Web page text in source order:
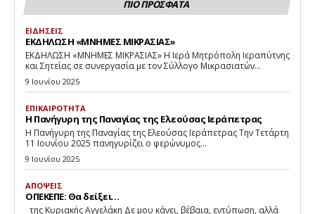
ΠΙΟ ΠΡΟΣΦΑΤΑ
ΕΙΔΗΣΕΙΣ
ΕΚΔΗΛΩΣΗ «ΜΝΗΜΕΣ ΜΙΚΡΑΣΙΑΣ»
ΕΚΔΗΛΩΣΗ «ΜΝΗΜΕΣ ΜΙΚΡΑΣΙΑΣ» Η Ιερά Μητρόπολη Ιεραπύτνης
και Σητείας σε συνεργασία με τον Σύλλογο Μικρασιατών...
9 Ιουνίου 2025
ΕΠΙΚΑΙΡΟΤΗΤΑ
Η Πανήγυρη της Παναγίας της Ελεούσας Ιεράπετρας
Η Πανήγυρη της Παναγίας της Ελεούσας Ιεράπετρας Την Τετάρτη
11 Ιουνίου 2025 πανηγυρίζει ο φερώνυμος...
9 Ιουνίου 2025
ΑΠΟΨΕΙΣ
ΟΠΕΚΕΠΕ: Θα δείξει…